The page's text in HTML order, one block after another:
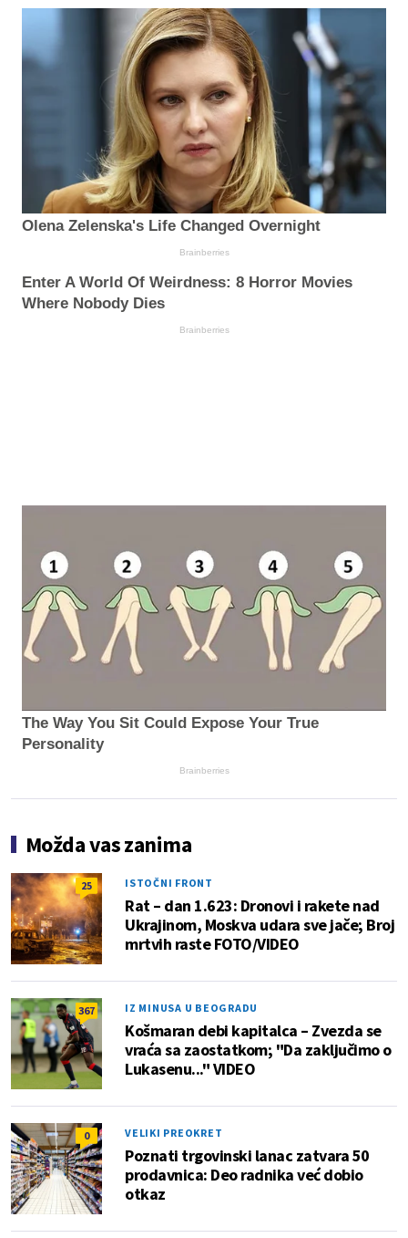
Olena Zelenska's Life Changed Overnight
Brainberries
Enter A World Of Weirdness: 8 Horror Movies
Where Nobody Dies
Brainberries
The Way You Sit Could Expose Your True
Personality
Brainberries
Možda vas zanima
25 ISTOČNI FRONT
Rat – dan 1.623: Dronovi i rakete nad
Ukrajinom, Moskva udara sve jače; Broj
mrtvih raste FOTO/VIDEO
367 IZ MINUSA U BEOGRADU
Košmaran debi kapitalca – Zvezda se
vraća sa zaostatkom; "Da zaključimo o
Lukasenu..." VIDEO
0 VELIKI PREOKRET
Poznati trgovinski lanac zatvara 50
prodavnica: Deo radnika već dobio
otkaz